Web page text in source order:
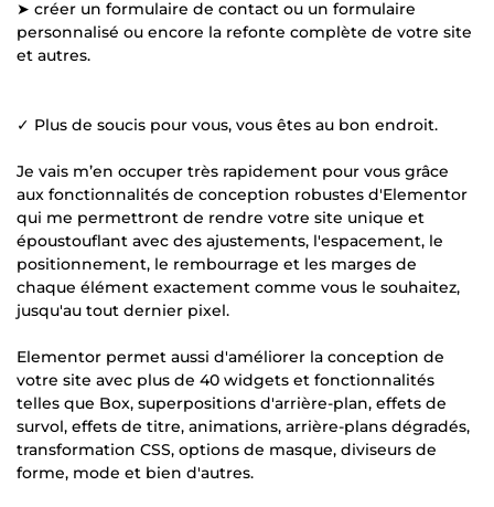
➤ créer un formulaire de contact ou un formulaire
personnalisé ou encore la refonte complète de votre site
et autres.
✓ Plus de soucis pour vous, vous êtes au bon endroit.
Je vais m’en occuper très rapidement pour vous grâce
aux fonctionnalités de conception robustes d'Elementor
qui me permettront de rendre votre site unique et
époustouflant avec des ajustements, l'espacement, le
positionnement, le rembourrage et les marges de
chaque élément exactement comme vous le souhaitez,
jusqu'au tout dernier pixel.
Elementor permet aussi d'améliorer la conception de
votre site avec plus de 40 widgets et fonctionnalités
telles que Box, superpositions d'arrière-plan, effets de
survol, effets de titre, animations, arrière-plans dégradés,
transformation CSS, options de masque, diviseurs de
forme, mode et bien d'autres.